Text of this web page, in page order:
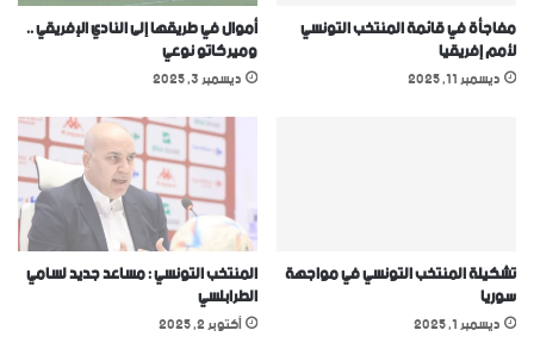
مفاجأة في قائمة المنتخب التونسي
ﻷمم إفريقيا
ديسمبر 11, 2025
أموال في طريقها إلى النادي الإفريقي ..
وميركاتو نوعي
ديسمبر 3, 2025
تشكيلة المنتخب التونسي في مواجهة
سوريا
ديسمبر 1, 2025
المنتخب التونسي : مساعد جديد لسامي
الطرابلسي
أكتوبر 2, 2025